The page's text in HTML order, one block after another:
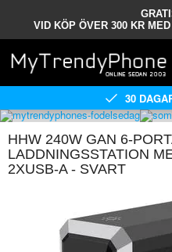
VID KÖP ÖVER 300 KR MED
30
HHW 240W GAN 6-
LADDNINGSSTATION
2XUSB-A - SVART